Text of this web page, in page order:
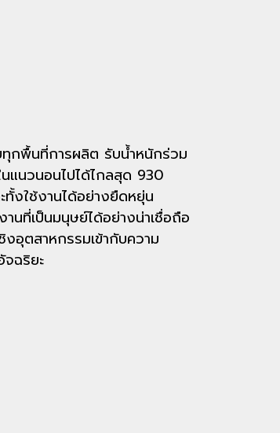
ทุกพื้นที่การผลิต รับน้ำหนักร่วม
นแนวนอนไปได้ไกลสุด 930
ทั้งใช้งานได้อย่างยืดหยุ่น
นที่เป็นมนุษย์ได้อย่างน่าเชื่อถือ
อุตสาหกรรมเข้ากับความ
ฉริยะ